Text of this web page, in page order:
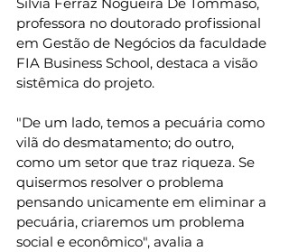
Silvia Ferraz Nogueira De Tommaso,
professora no doutorado profissional
em Gestão de Negócios da faculdade
FIA Business School, destaca a visão
sistêmica do projeto.
"De um lado, temos a pecuária como
vilã do desmatamento; do outro,
como um setor que traz riqueza. Se
quisermos resolver o problema
pensando unicamente em eliminar a
pecuária, criaremos um problema
social e econômico", avalia a